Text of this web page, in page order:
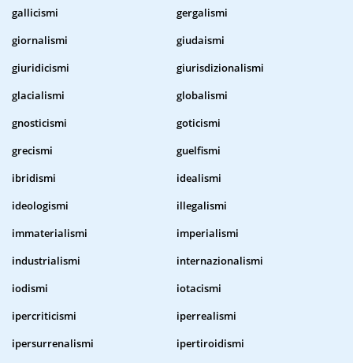
gallicismi
gergalismi
giornalismi
giudaismi
giuridicismi
giurisdizionalismi
glacialismi
globalismi
gnosticismi
goticismi
grecismi
guelfismi
ibridismi
idealismi
ideologismi
illegalismi
immaterialismi
imperialismi
industrialismi
internazionalismi
iodismi
iotacismi
ipercriticismi
iperrealismi
ipersurrenalismi
ipertiroidismi